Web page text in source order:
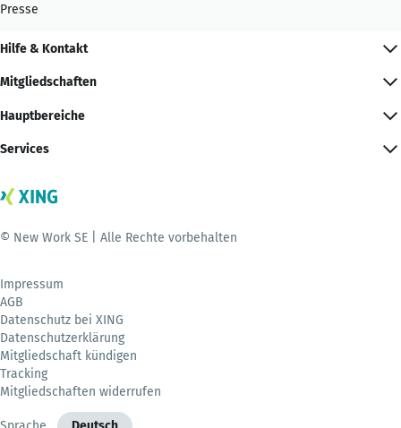
Presse
Hilfe & Kontakt
Mitgliedschaften
Hauptbereiche
Services
© New Work SE | Alle Rechte vorbehalten
Impressum
AGB
Datenschutz bei XING
Datenschutzerklärung
Mitgliedschaft kündigen
Tracking
Mitgliedschaften widerrufen